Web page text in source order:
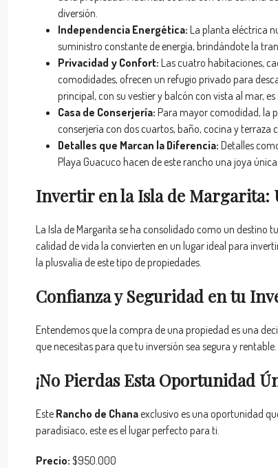
diversión.
Independencia Energética: La planta eléctrica
suministro constante de energía, brindándote la
Privacidad y Confort: Las cuatro habitaciones,
comodidades, ofrecen un refugio privado para
principal, con su vestier y balcón con vista al mar,
Casa de Conserjería: Para mayor comodidad, la
conserjería con dos cuartos, baño, cocina y terraza
Detalles que Marcan la Diferencia: Detalles
Playa Guacuco hacen de este rancho una joya única.
Invertir en la Isla de Margarita:
La Isla de Margarita se ha consolidado como un destino
calidad de vida la convierten en un lugar ideal para
la plusvalía de este tipo de propiedades.
Confianza y Seguridad en tu
Entendemos que la compra de una propiedad es una
que necesitas para que tu inversión sea segura y rentable.
¡No Pierdas Esta Oportunidad
Este Rancho de Chanaexclusivo es una oportunidad
paradisíaco, este es el lugar perfecto para ti.
Precio: $950.000